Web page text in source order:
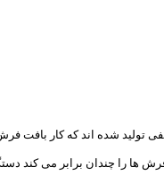
تولید شده اند که کار بافت
ها را چندان برابر می کند